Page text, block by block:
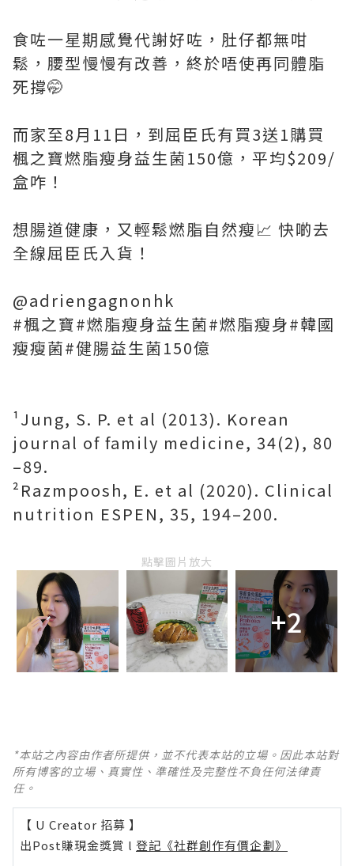
食咗一星期感覺代謝好咗，肚仔都無咁
鬆，腰型慢慢有改善，終於唔使再同體脂
死撐🤭
而家至8月11日，到屈臣氏有買3送1購買
楓之寶燃脂瘦身益生菌150億，平均$209/
盒咋！
想腸道健康，又輕鬆燃脂自然瘦📈 快啲去
全線屈臣氏入貨！
@adriengagnonhk
#楓之寶#燃脂瘦身益生菌#燃脂瘦身#韓國
瘦瘦菌#健腸益生菌150億
¹Jung, S. P. et al (2013). Korean
journal of family medicine, 34(2), 80
–89.
²Razmpoosh, E. et al (2020). Clinical
nutrition ESPEN, 35, 194–200.
點擊圖片放大
+2
*本站之內容由作者所提供，並不代表本站的立場。因此本站對
所有博客的立場、真實性、準確性及完整性不負任何法律責
任。
【 U Creator 招募 】
出Post賺現金獎賞 l 登記《社群創作有價企劃》